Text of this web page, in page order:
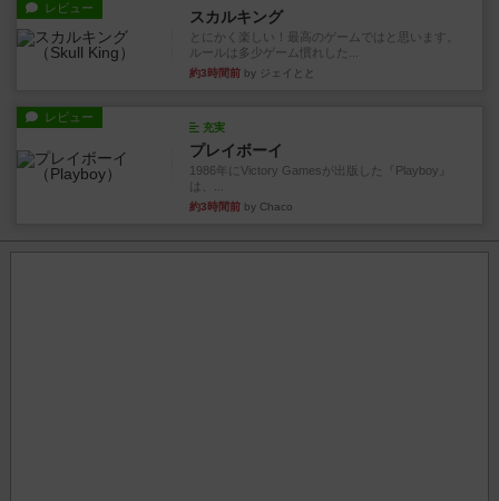
レビュー スカルキング
とにかく楽しい！最高のゲームではと思います。
ルールは多少ゲーム慣れした...
約3時間前 by ジェイとと
レビュー
充実
プレイボーイ
1986年にVictory Gamesが出版した『Playboy』
は、...
約3時間前 by Chaco